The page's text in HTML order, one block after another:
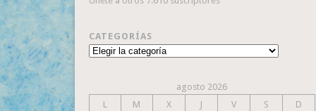
CATEGORÍAS
Categorías
agosto 2026
L
M X J V S
D